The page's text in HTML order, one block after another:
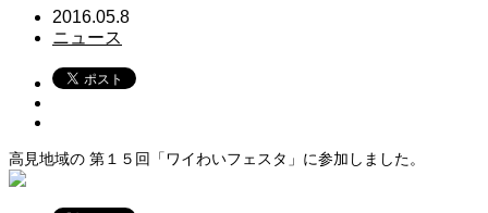
2016.05.8
ニュース
高見地域の 第１５回「ワイわいフェスタ」に参加しました。